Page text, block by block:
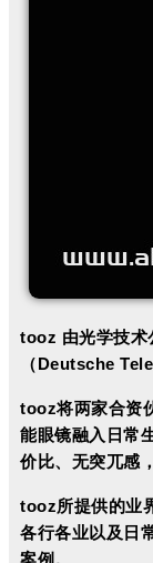
tooz 由光学技术
（Deutsche
tooz将两家合资
能眼镜融入日常
价比、无突兀感
tooz所提供的业
各行各业以及日
案例。